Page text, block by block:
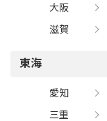
大阪
滋賀
東海
愛知
三重